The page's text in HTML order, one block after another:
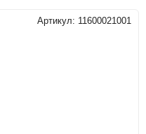
Артикул: 11600021001